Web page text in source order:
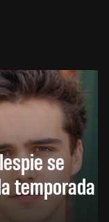
se
temporada